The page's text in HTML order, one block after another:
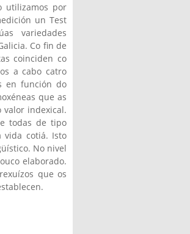
utilizamos por
un Test
variedades
Co fin de
coinciden co
a cabo catro
en función do
que as
valor indexical.
todas de tipo
vida cotiá. Isto
No nivel
elaborado.
que os